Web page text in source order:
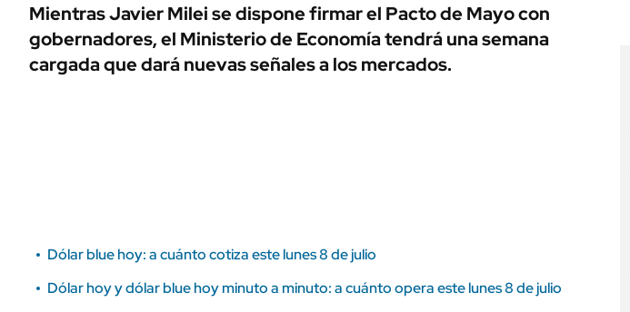
URUGUAY
AUTOS
Mientras Javier Milei se dispone firmar el Pacto de Mayo con
gobernadores, el Ministerio de Economía tendrá una semana
cargada que dará nuevas señales a los mercados.
Dólar blue hoy: a cuánto cotiza este lunes 8 de julio
Dólar hoy y dólar blue hoy minuto a minuto: a cuánto opera este lunes 8 de julio